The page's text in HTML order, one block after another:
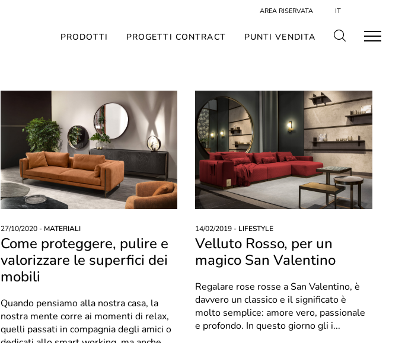
AREA RISERVATA IT
PRODOTTI PROGETTI CONTRACT PUNTI VENDITA
27/10/2020 - MATERIALI
Come proteggere, pulire e
valorizzare le superfici dei
mobili
Quando pensiamo alla nostra casa, la
nostra mente corre ai momenti di relax,
quelli passati in compagnia degli amici o
14/02/2019 - LIFESTYLE
Velluto Rosso, per un
magico San Valentino
Regalare rose rosse a San Valentino, è
davvero un classico e il significato è
molto semplice: amore vero, passionale
e profondo. In questo giorno gli i...